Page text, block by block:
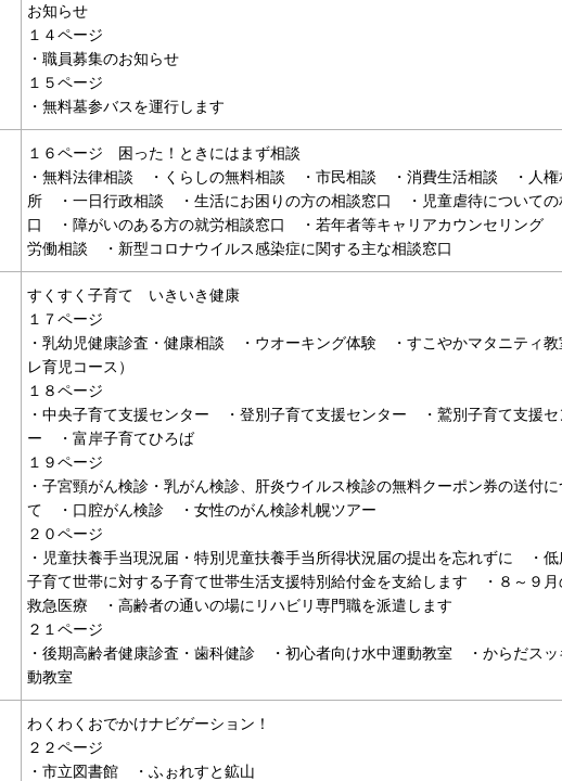
お知らせ
１４ページ
・職員募集のお知らせ
１５ページ
・無料墓参バスを運行します
１６ページ 困った！ときにはまず相談
・無料法律相談 ・くらしの無料相談 ・市民相談 ・消費生活相談 ・人権
所 ・一日行政相談 ・生活にお困りの方の相談窓口 ・児童虐待についての
口 ・障がいのある方の就労相談窓口 ・若年者等キャリアカウンセリング
労働相談 ・新型コロナウイルス感染症に関する主な相談窓口
すくすく子育て いきいき健康
１７ページ
・乳幼児健康診査・健康相談 ・ウオーキング体験 ・すこやかマタニティ教
レ育児コース）
１８ページ
・中央子育て支援センター ・登別子育て支援センター ・鷲別子育て支援セ
ー ・富岸子育てひろば
１９ページ
・子宮頸がん検診・乳がん検診、肝炎ウイルス検診の無料クーポン券の送付
て ・口腔がん検診 ・女性のがん検診札幌ツアー
２０ページ
・児童扶養手当現況届・特別児童扶養手当所得状況届の提出を忘れずに ・
子育て世帯に対する子育て世帯生活支援特別給付金を支給します ・８～９月
救急医療 ・高齢者の通いの場にリハビリ専門職を派遣します
２１ページ
・後期高齢者健康診査・歯科健診 ・初心者向け水中運動教室 ・からだスッ
動教室
わくわくおでかけナビゲーション！
２２ページ
・市立図書館 ・ふぉれすと鉱山